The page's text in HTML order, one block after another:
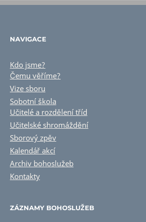
NAVIGACE
Kdo jsme?
Čemu věříme?
Vize sboru
Sobotní škola
Učitelé a rozdělení tříd
Učitelské shromáždění
Sborový zpěv
Kalendář akcí
Archiv bohoslužeb
Kontakty
ZÁZNAMY BOHOSLUŽEB